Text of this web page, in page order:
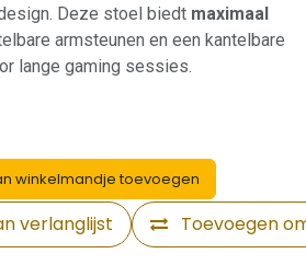
Deze stoel biedt maximaal
armsteunen en een kantelbare
lange gaming sessies.
winkelmandje toevoegen
Toevoegen
verlanglijst